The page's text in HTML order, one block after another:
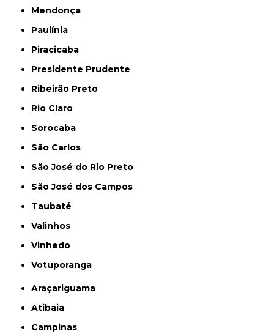
Mendonça
Paulínia
Piracicaba
Presidente Prudente
Ribeirão Preto
Rio Claro
Sorocaba
São Carlos
São José do Rio Preto
São José dos Campos
Taubaté
Valinhos
Vinhedo
Votuporanga
Araçariguama
Atibaia
Campinas